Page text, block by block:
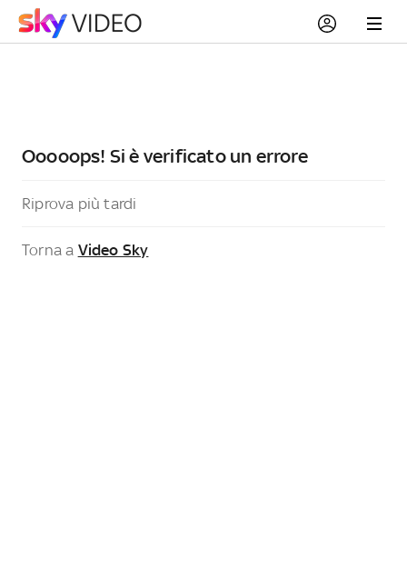
Ooooops! Si è verificato un errore
Riprova più tardi
Torna a Video Sky